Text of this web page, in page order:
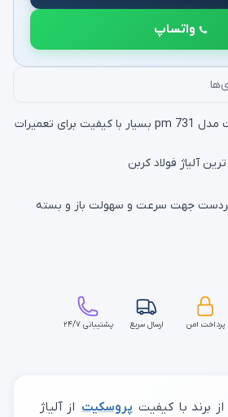
واتساپ
انبردست مینی پروسکیت مدل pm 731 بسیار با کیفیت برای تعمیرات
آلیاژ فولاد کربن
جهت سرعت و سهولت باز و بسته
پرداخت امن ارسال سریع پشتیبانی ۲۴/۷
از برند با کیفیت پروسکیت از آلیاژ